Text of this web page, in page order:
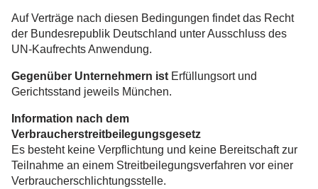
Auf Verträge nach diesen Bedingungen findet das Recht
der Bundesrepublik Deutschland unter Ausschluss des
UN-Kaufrechts Anwendung.
Gegenüber Unternehmern ist Erfüllungsort und
Gerichtsstand jeweils München.
Information nach dem
Verbraucherstreitbeilegungsgesetz
Es besteht keine Verpflichtung und keine Bereitschaft zur
Teilnahme an einem Streitbeilegungsverfahren vor einer
Verbraucherschlichtungsstelle.